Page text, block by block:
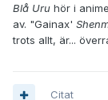
Blå Uru hör i
av. "Gainax'
trots allt, är...
Citat